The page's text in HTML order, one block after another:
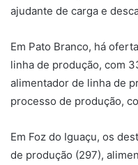
ajudante de carga e
Em Pato Branco, há
linha de produção, com
alimentador de linha de
processo de produção,
Em Foz do Iguaçu, os
de produção (297),